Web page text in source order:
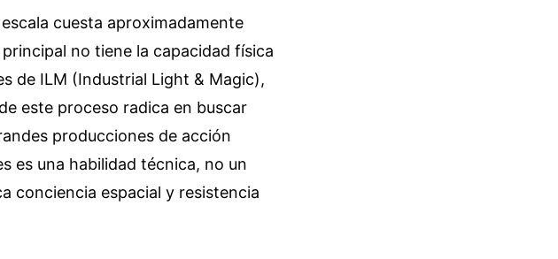
cuesta aproximadamente
no tiene la capacidad física
de ILM (Industrial Light & Magic),
este proceso radica en buscar
producciones de acción
es una habilidad técnica, no un
conciencia espacial y resistencia